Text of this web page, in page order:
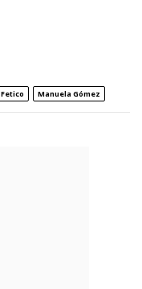
Fetico Manuela Gómez